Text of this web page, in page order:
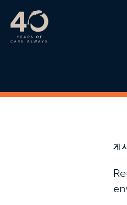
메인 콘텐츠로 건너뛰기
게